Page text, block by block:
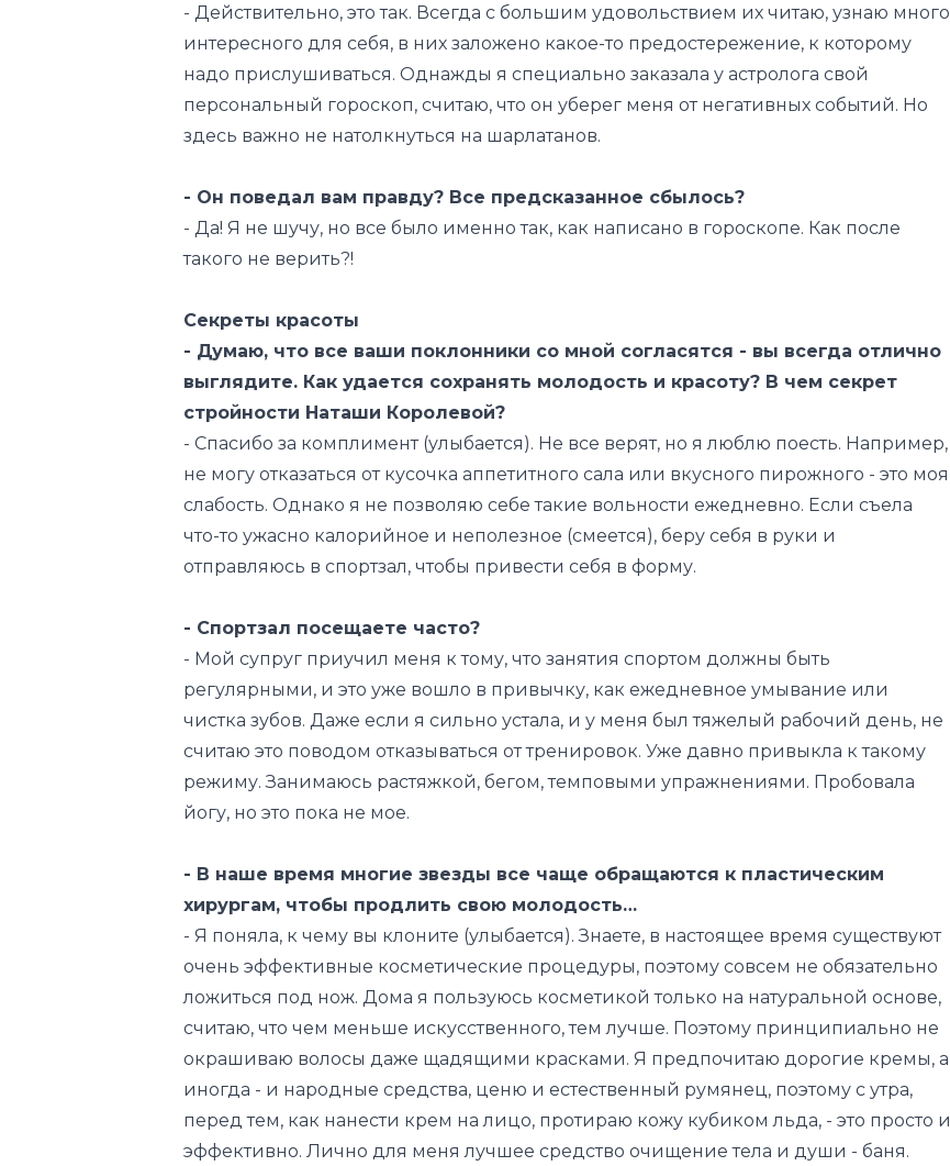
- Действительно, это так. Всегда с большим удовольствием их читаю, узнаю много
интересного для себя, в них заложено какое-то предостережение, к которому
надо прислушиваться. Однажды я специально заказала у астролога свой
персональный гороскоп, считаю, что он уберег меня от негативных событий. Но
здесь важно не натолкнуться на шарлатанов.
- Он поведал вам правду? Все предсказанное сбылось?
- Да! Я не шучу, но все было именно так, как написано в гороскопе. Как после
такого не верить?!
Секреты красоты
- Думаю, что все ваши поклонники со мной согласятся - вы всегда отлично
выглядите. Как удается сохранять молодость и красоту? В чем секрет
стройности Наташи Королевой?
- Спасибо за комплимент (улыбается). Не все верят, но я люблю поесть. Например,
не могу отказаться от кусочка аппетитного сала или вкусного пирожного - это моя
слабость. Однако я не позволяю себе такие вольности ежедневно. Если съела
что-то ужасно калорийное и неполезное (смеется), беру себя в руки и
отправляюсь в спортзал, чтобы привести себя в форму.
- Спортзал посещаете часто?
- Мой супруг приучил меня к тому, что занятия спортом должны быть
регулярными, и это уже вошло в привычку, как ежедневное умывание или
чистка зубов. Даже если я сильно устала, и у меня был тяжелый рабочий день, не
считаю это поводом отказываться от тренировок. Уже давно привыкла к такому
режиму. Занимаюсь растяжкой, бегом, темповыми упражнениями. Пробовала
йогу, но это пока не мое.
- В наше время многие звезды все чаще обращаются к пластическим
хирургам, чтобы продлить свою молодость…
- Я поняла, к чему вы клоните (улыбается). Знаете, в настоящее время существуют
очень эффективные косметические процедуры, поэтому совсем не обязательно
ложиться под нож. Дома я пользуюсь косметикой только на натуральной основе,
считаю, что чем меньше искусственного, тем лучше. Поэтому принципиально не
окрашиваю волосы даже щадящими красками. Я предпочитаю дорогие кремы, а
иногда - и народные средства, ценю и естественный румянец, поэтому с утра,
перед тем, как нанести крем на лицо, протираю кожу кубиком льда, - это просто и
эффективно. Лично для меня лучшее средство очищение тела и души - баня.